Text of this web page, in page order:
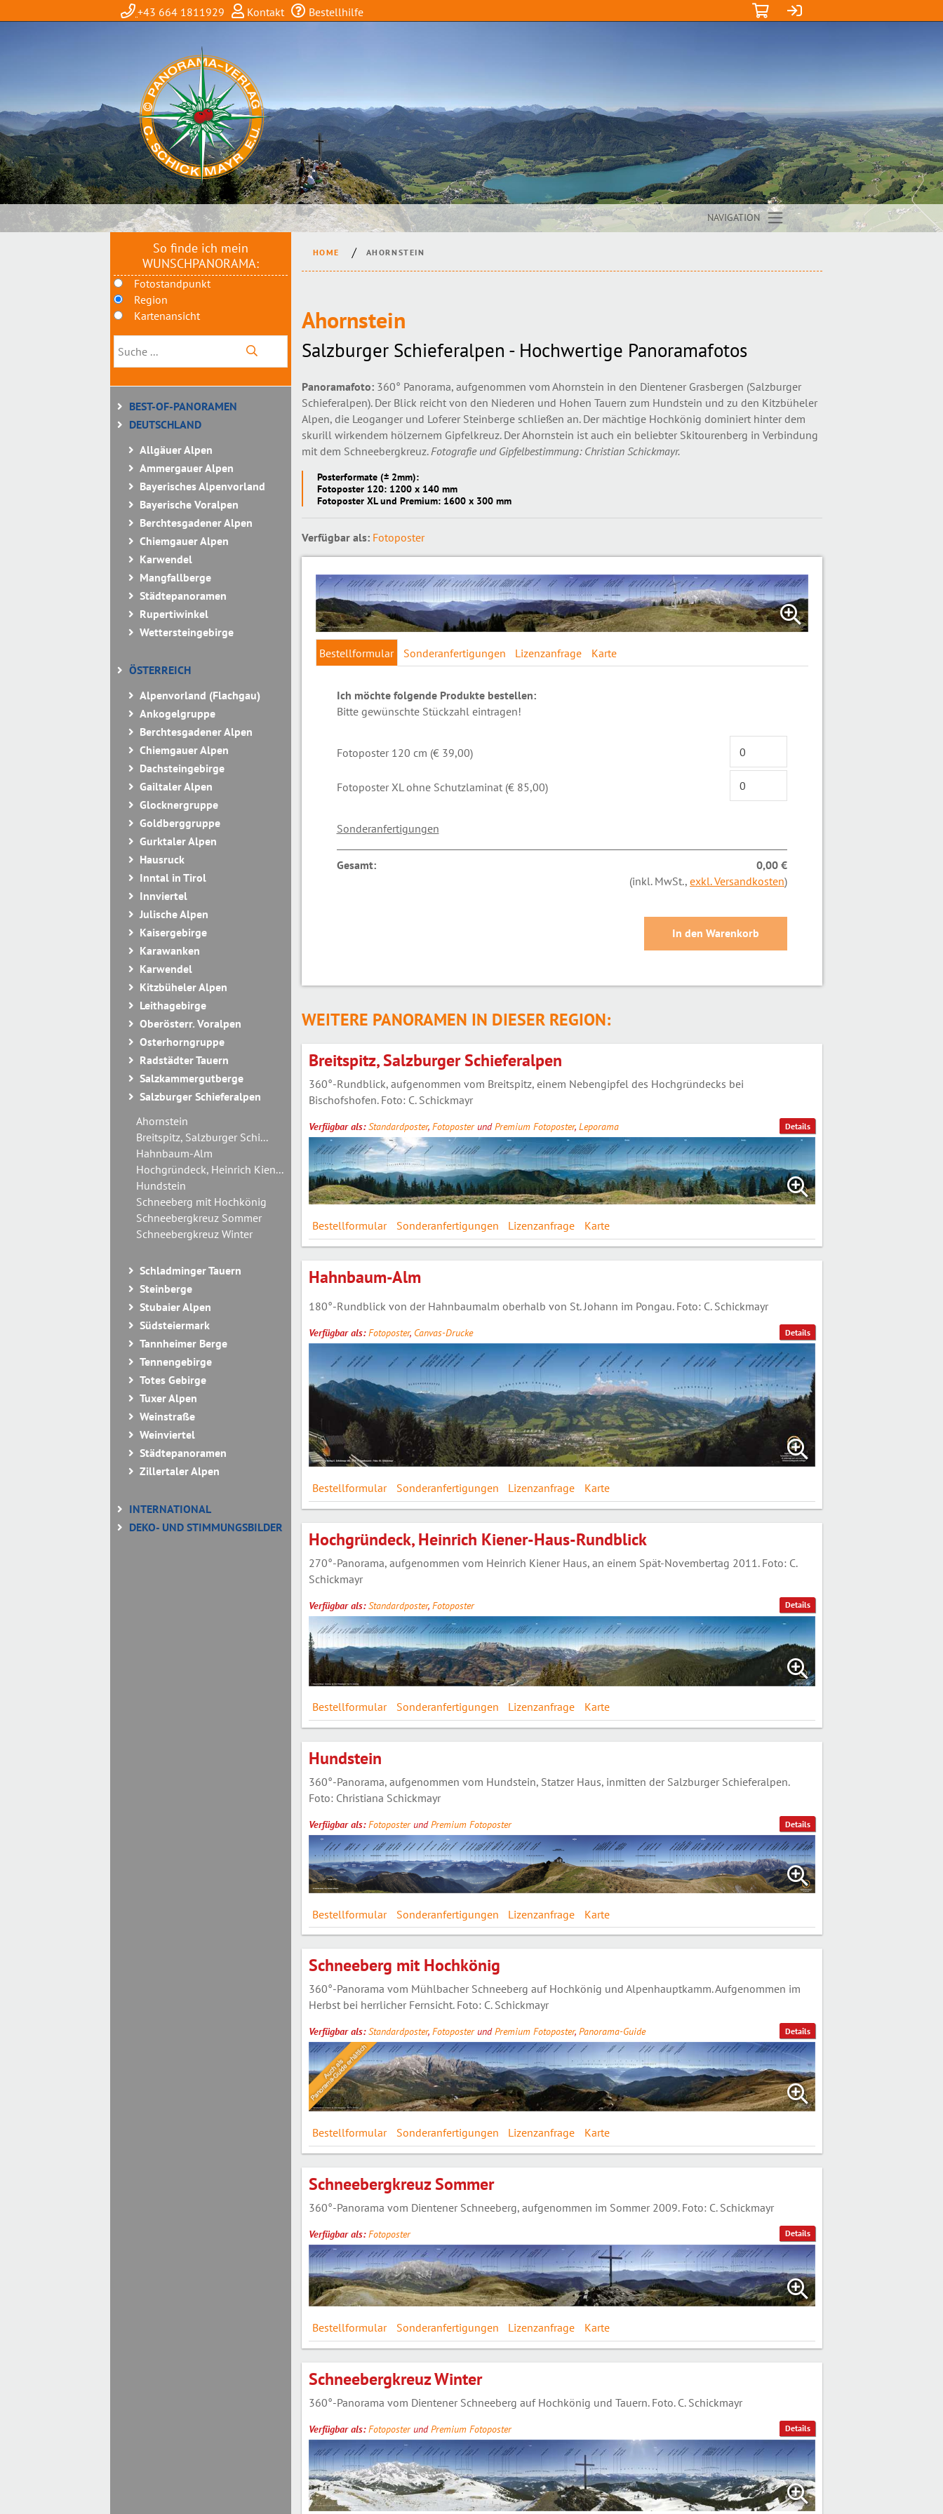
+43 664 1811929 Kontakt Bestellhilfe
NAVIGATION
So finde ich mein
WUNSCHPANORAMA:
Fotostandpunkt
Region
Kartenansicht
BEST-OF-PANORAMEN
DEUTSCHLAND
Allgäuer Alpen
Ammergauer Alpen
Bayerisches Alpenvorland
Bayerische Voralpen
Berchtesgadener Alpen
Chiemgauer Alpen
Karwendel
Mangfallberge
Städtepanoramen
Rupertiwinkel
Wettersteingebirge
ÖSTERREICH
Alpenvorland (Flachgau)
Ankogelgruppe
Berchtesgadener Alpen
Chiemgauer Alpen
Dachsteingebirge
Gailtaler Alpen
Glocknergruppe
Goldberggruppe
Gurktaler Alpen
Hausruck
Inntal in Tirol
Innviertel
Julische Alpen
Kaisergebirge
Karawanken
Karwendel
Kitzbüheler Alpen
Leithagebirge
Oberösterr. Voralpen
Osterhorngruppe
Radstädter Tauern
Salzkammergutberge
Salzburger Schieferalpen
Ahornstein
Breitspitz, Salzburger Schi...
Hahnbaum-Alm
Hochgründeck, Heinrich Kien...
Hundstein
Schneeberg mit Hochkönig
Schneebergkreuz Sommer
Schneebergkreuz Winter
Schladminger Tauern
Steinberge
Stubaier Alpen
Südsteiermark
Tannheimer Berge
Tennengebirge
Totes Gebirge
Tuxer Alpen
Weinstraße
Weinviertel
Städtepanoramen
Zillertaler Alpen
INTERNATIONAL
DEKO- UND STIMMUNGSBILDER
HOME AHORNSTEIN
Ahornstein
Salzburger Schieferalpen - Hochwertige Panoramafotos
Panoramafoto:360° Panorama, aufgenommen vom Ahornstein in den Dientener Grasbergen (Salzburger
Schieferalpen). Der Blick reicht von den Niederen und Hohen Tauern zum Hundstein und zu den Kitzbüheler
Alpen, die Leoganger und Loferer Steinberge schließen an. Der mächtige Hochkönig dominiert hinter dem
skurill wirkendem hölzernem Gipfelkreuz. Der Ahornstein ist auch ein beliebter Skitourenberg in Verbindung
mit dem Schneebergkreuz.Fotografie und Gipfelbestimmung: Christian Schickmayr.
Posterformate (± 2mm):
Fotoposter 120: 1200 x 140 mm
Fotoposter XL und Premium: 1600 x 300 mm
Verfügbar als: Fotoposter
Bestellformular Sonderanfertigungen Lizenzanfrage Karte
Ich möchte folgende Produkte bestellen:
Bitte gewünschte Stückzahl eintragen!
Fotoposter 120 cm (€ 39,00)
Fotoposter XL ohne Schutzlaminat (€ 85,00)
Sonderanfertigungen
Gesamt:
0,00 €
(inkl. MwSt., exkl. Versandkosten)
WEITERE PANORAMEN IN DIESER REGION:
Details
Breitspitz, Salzburger Schieferalpen
360°-Rundblick, aufgenommen vom Breitspitz, einem Nebengipfel des Hochgründecks bei
Bischofshofen. Foto: C. Schickmayr
Verfügbar als:Standardposter, FotoposterundPremium Fotoposter, Leporama
Bestellformular Sonderanfertigungen Lizenzanfrage Karte
Details
Hahnbaum-Alm
180°-Rundblick von der Hahnbaumalm oberhalb von St. Johann im Pongau. Foto: C. Schickmayr
Verfügbar als:Fotoposter, Canvas-Drucke
Bestellformular Sonderanfertigungen Lizenzanfrage Karte
Details
Hochgründeck, Heinrich Kiener-Haus-Rundblick
270°-Panorama, aufgenommen vom Heinrich Kiener Haus, an einem Spät-Novembertag 2011. Foto: C.
Schickmayr
Verfügbar als:Standardposter, Fotoposter
Bestellformular Sonderanfertigungen Lizenzanfrage Karte
Details
Hundstein
360°-Panorama, aufgenommen vom Hundstein, Statzer Haus, inmitten der Salzburger Schieferalpen.
Foto: Christiana Schickmayr
Verfügbar als:FotoposterundPremium Fotoposter
Bestellformular Sonderanfertigungen Lizenzanfrage Karte
Details
Schneeberg mit Hochkönig
360°-Panorama vom Mühlbacher Schneeberg auf Hochkönig und Alpenhauptkamm. Aufgenommen im
Herbst bei herrlicher Fernsicht. Foto: C. Schickmayr
Verfügbar als:Standardposter, FotoposterundPremium Fotoposter, Panorama-Guide
Bestellformular Sonderanfertigungen Lizenzanfrage Karte
Details
Schneebergkreuz Sommer
360°-Panorama vom Dientener Schneeberg, aufgenommen im Sommer 2009. Foto: C. Schickmayr
Verfügbar als:Fotoposter
Bestellformular Sonderanfertigungen Lizenzanfrage Karte
Details
Schneebergkreuz Winter
360°-Panorama vom Dientener Schneeberg auf Hochkönig und Tauern. Foto. C. Schickmayr
Verfügbar als:FotoposterundPremium Fotoposter